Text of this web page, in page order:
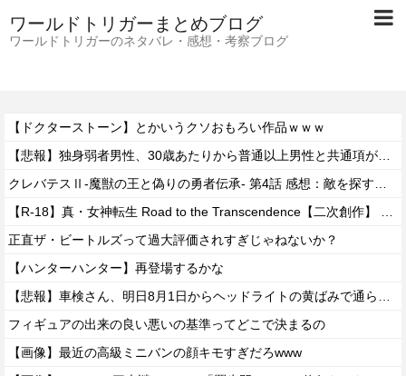
ワールドトリガーまとめブログ
ワールドトリガーのネタバレ・感想・考察ブログ
【ドクターストーン】とかいうクソおもろい作品ｗｗｗ
正直ザ・ビートルズって過大評価されすぎじゃねないか？
【ハンターハンター】再登場するかな
フィギュアの出来の良い悪いの基準ってどこで決まるの
【画像】最近の高級ミニバンの顔キモすぎだろwww